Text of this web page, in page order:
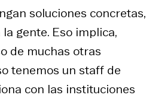
soluciones concretas,
gente. Eso implica,
de muchas otras
tenemos un staff de
con las instituciones